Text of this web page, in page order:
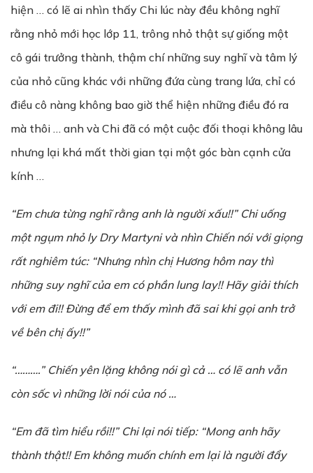
hiện … có lẽ ai nhìn thấy Chi lúc này đều không nghĩ
rằng nhỏ mới học lớp 11, trông nhỏ thật sự giống một
cô gái trưởng thành, thậm chí những suy nghĩ và tâm lý
của nhỏ cũng khác với những đứa cùng trang lứa, chỉ có
điều cô nàng không bao giờ thể hiện những điều đó ra
mà thôi … anh và Chi đã có một cuộc đối thoại không lâu
nhưng lại khá mất thời gian tại một góc bàn cạnh cửa
kính …
“Em chưa từng nghĩ rằng anh là người xấu!!” Chi uống
một ngụm nhỏ ly Dry Martyni và nhìn Chiến nói với giọng
rất nghiêm túc: “Nhưng nhìn chị Hương hôm nay thì
những suy nghĩ của em có phần lung lay!! Hãy giải thích
với em đi!! Đừng để em thấy mình đã sai khi gọi anh trở
về bên chị ấy!!”
“……….” Chiến yên lặng không nói gì cả … có lẽ anh vẫn
còn sốc vì những lời nói của nó …
“Em đã tìm hiểu rồi!!” Chi lại nói tiếp: “Mong anh hãy
thành thật!! Em không muốn chính em lại là người đẩy